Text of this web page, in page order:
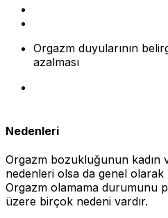
Orgazm duyularının
azalması
Nedenleri
Orgazm bozukluğunun kadın
nedenleri olsa da genel olarak
Orgazm olamama durumunu
üzere birçok nedeni vardır.